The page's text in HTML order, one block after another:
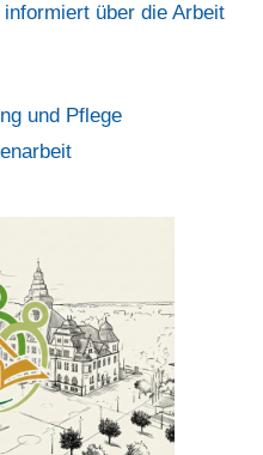
über die Arbeit
und Pflege